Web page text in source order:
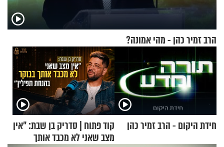
הרב זמיר כהן - מהי אמונה?
חידת היקום - הרב זמיר כהן
קוד פתוח | סדריק בן שבת: "אין
מצב שאני לא מכבד אותך